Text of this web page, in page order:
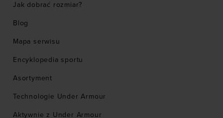
Jak dobrać rozmiar?
Blog
Mapa serwisu
Encyklopedia sportu
Asortyment
Technologie Under Armour
Aktywnie z Under Armour